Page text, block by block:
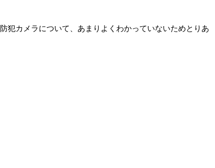
犯カメラについて、あまりよくわかっていないためとりあ